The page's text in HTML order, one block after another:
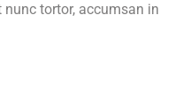
nunc tortor, accumsan in